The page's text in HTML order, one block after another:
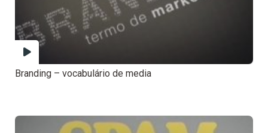
Branding – vocabulário de media